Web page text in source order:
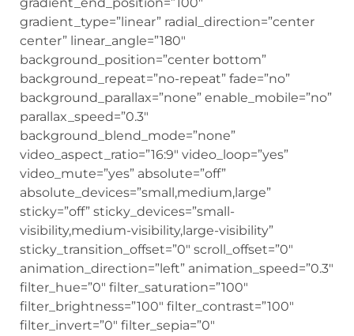
gradient_type=”linear” radial_direction=”center
center” linear_angle=”180″
background_position=”center bottom”
background_repeat=”no-repeat” fade=”no”
background_parallax=”none” enable_mobile=”no”
parallax_speed=”0.3″
background_blend_mode=”none”
video_aspect_ratio=”16:9″ video_loop=”yes”
video_mute=”yes” absolute=”off”
absolute_devices=”small,medium,large”
sticky=”off” sticky_devices=”small-
visibility,medium-visibility,large-visibility”
sticky_transition_offset=”0″ scroll_offset=”0″
animation_direction=”left” animation_speed=”0.3″
filter_hue=”0″ filter_saturation=”100″
filter_brightness=”100″ filter_contrast=”100″
filter_invert=”0″ filter_sepia=”0″